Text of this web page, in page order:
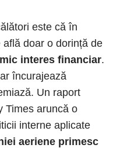
este că în
doar o dorință de
interes financiar.
încurajează
Un raport
Times aruncă o
interne aplicate
aeriene primesc